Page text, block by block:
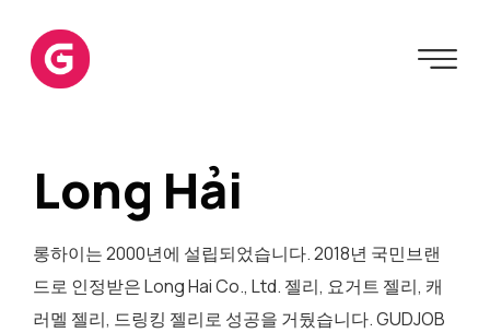
Long Hải
롱하이는 2000년에 설립되었습니다. 2018년 국민브랜
드로 인정받은 Long Hai Co., Ltd. 젤리, 요거트 젤리, 캐
러멜 젤리, 드링킹 젤리로 성공을 거뒀습니다. GUDJOB